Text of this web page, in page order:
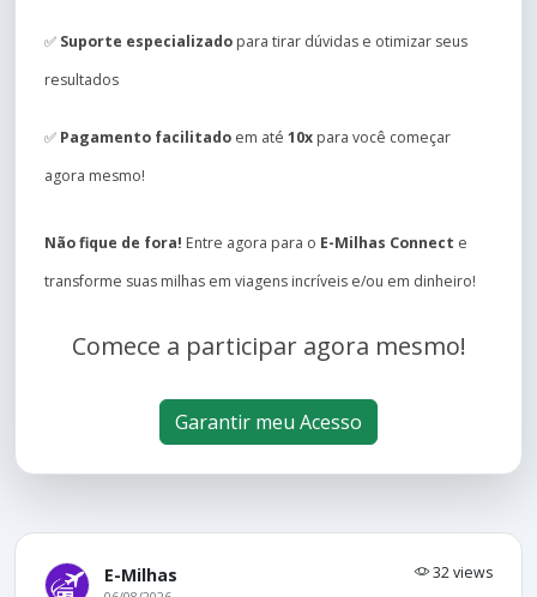
✅ Suporte especializado para tirar dúvidas e otimizar seus
resultados
✅ Pagamento facilitado em até 10x para você começar
agora mesmo!
Não fique de fora! Entre agora para o E-Milhas Connect e
transforme suas milhas em viagens incríveis e/ou em dinheiro!
Comece a participar agora mesmo!
Garantir meu Acesso
E-Milhas 32 views